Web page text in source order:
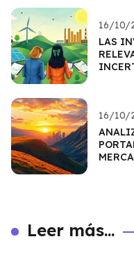
16/10/
LAS
16/10/
Leer más...